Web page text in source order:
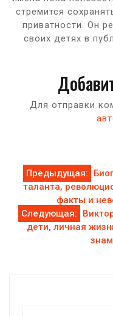
стремится
приватности. Он
своих детях в
Для отправки
Навигация
по
записям
Предыдущая:
таланта,
факты и
Следующая:
дети, личная